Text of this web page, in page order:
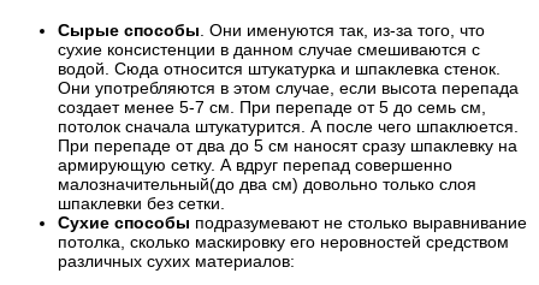
Сырые способы . Они именуются так, из-за того, что
сухие консистенции в данном случае смешиваются с
водой. Сюда относится штукатурка и шпаклевка стенок.
Они употребляются в этом случае, если высота перепада
создает менее 5-7 см. При перепаде от 5 до семь см,
потолок сначала штукатурится. А после чего шпаклюется.
При перепаде от два до 5 см наносят сразу шпаклевку на
армирующую сетку. А вдруг перепад совершенно
малозначительный(до два см) довольно только слоя
шпаклевки без сетки.
Сухие способы подразумевают не столько выравнивание
потолка, сколько маскировку его неровностей средством
различных сухих материалов: